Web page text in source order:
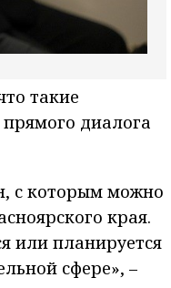
такие
диалога
с которым можно
края.
или планируется
сфере», –